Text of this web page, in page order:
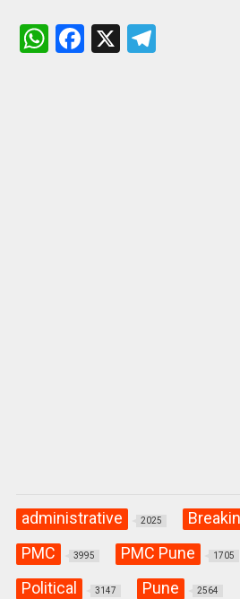
W F X T
administrative 2025
PMC 3995 PMC Pune 1705
Political 3147 Pune 2564